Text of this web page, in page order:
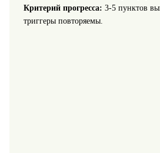
Критерий прогресса: 3-5 пунктов
триггеры повторяемы.